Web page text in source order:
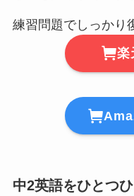
練習問題でしっか
楽
中2英語をひとつ